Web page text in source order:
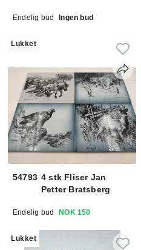
Endelig bud Ingen bud
Lukket
54793 4 stk Fliser Jan
Petter Bratsberg
Endelig bud NOK 150
Lukket